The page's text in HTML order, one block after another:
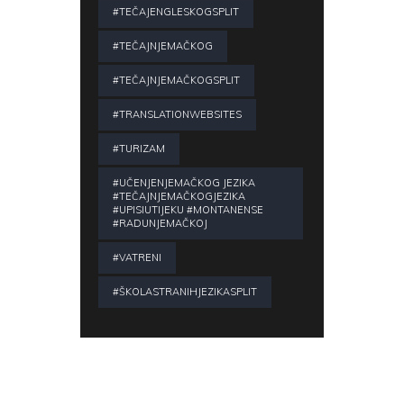
#TEČAJENGLESKOGSPLIT
#TEČAJNJEMAČKOG
#TEČAJNJEMAČKOGSPLIT
#TRANSLATIONWEBSITES
#TURIZAM
#UČENJENJEMAČKOG JEZIKA
#TEČAJNJEMAČKOGJEZIKA
#UPISIUTIJEKU #MONTANENSE
#RADUNJEMAČKOJ
#VATRENI
#ŠKOLASTRANIHJEZIKASPLIT